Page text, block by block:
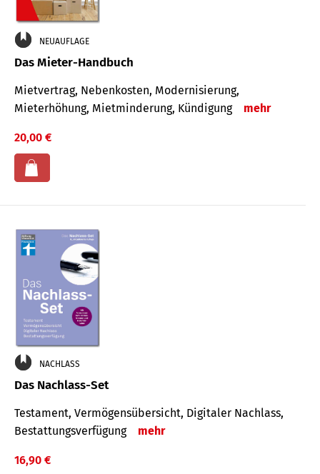
NEUAUFLAGE
Das Mieter-Handbuch
Mietvertrag, Nebenkosten, Modernisierung,
Mieterhöhung, Mietminderung, Kündigung
mehr
20,00 €
NACHLASS
Das Nachlass-Set
Testament, Vermögens­übersicht, Digitaler Nach­lass,
Bestat­tungs­ver­fügung
mehr
16,90 €